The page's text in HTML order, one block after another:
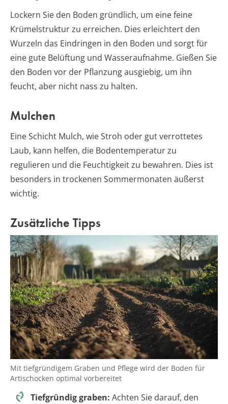
Lockern Sie den Boden gründlich, um eine feine
Krümelstruktur zu erreichen. Dies erleichtert den
Wurzeln das Eindringen in den Boden und sorgt für
eine gute Belüftung und Wasseraufnahme. Gießen Sie
den Boden vor der Pflanzung ausgiebig, um ihn
feucht, aber nicht nass zu halten.
Mulchen
Eine Schicht Mulch, wie Stroh oder gut verrottetes
Laub, kann helfen, die Bodentemperatur zu
regulieren und die Feuchtigkeit zu bewahren. Dies ist
besonders in trockenen Sommermonaten äußerst
wichtig.
Zusätzliche Tipps
Mit tiefgründigem Graben und Pflege wird der Boden für
Artischocken optimal vorbereitet
Tiefgründig graben: Achten Sie darauf, den